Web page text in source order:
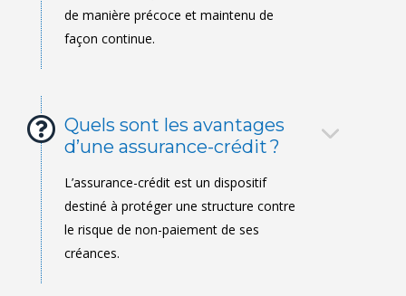
Quels sont les avantages
d’une assurance-crédit ?